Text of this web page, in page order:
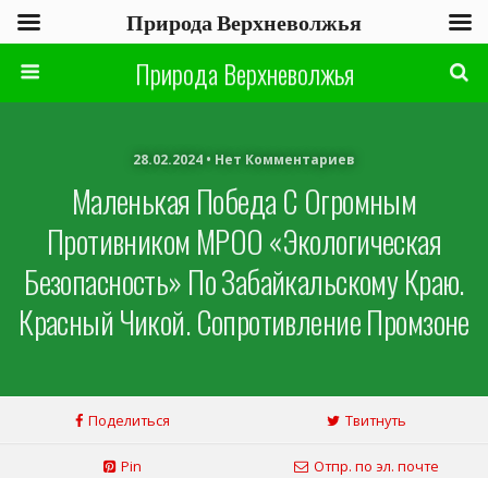
Природа Верхневолжья
28.02.2024 • Нет Комментариев
Маленькая Победа С Огромным
Противником МРОО «Экологическая
Безопасность» По Забайкальскому Краю.
Красный Чикой. Сопротивление Промзоне
Поделиться Твитнуть
Pin Отпр. по эл. почте
Природа Верхневолжья